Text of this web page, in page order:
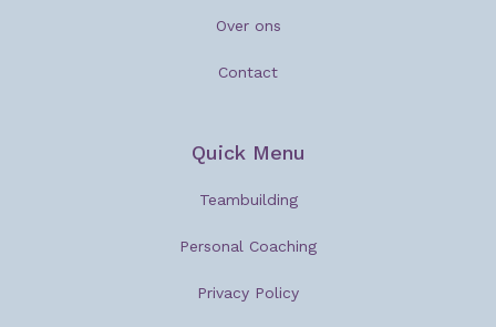
Over ons
Contact
Quick Menu
Teambuilding
Personal Coaching
Privacy Policy